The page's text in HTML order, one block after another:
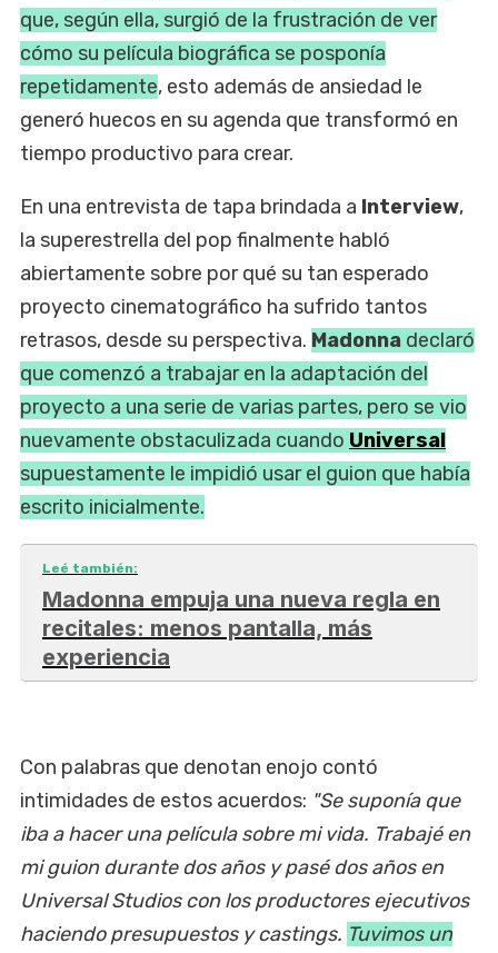
que, según ella, surgió de la frustración de ver
cómo su película biográfica se posponía
repetidamente, esto además de ansiedad le
generó huecos en su agenda que transformó en
tiempo productivo para crear.
En una entrevista de tapa brindada a Interview,
la superestrella del pop finalmente habló
abiertamente sobre por qué su tan esperado
proyecto cinematográfico ha sufrido tantos
retrasos, desde su perspectiva. Madonna declaró
que comenzó a trabajar en la adaptación del
proyecto a una serie de varias partes, pero se vio
nuevamente obstaculizada cuando Universal
supuestamente le impidió usar el guion que había
escrito inicialmente.
Leé también:
Madonna empuja una nueva regla en
recitales: menos pantalla, más
experiencia
Con palabras que denotan enojo contó
intimidades de estos acuerdos: "Se suponía que
iba a hacer una película sobre mi vida. Trabajé en
mi guion durante dos años y pasé dos años en
Universal Studios con los productores ejecutivos
haciendo presupuestos y castings. Tuvimos un